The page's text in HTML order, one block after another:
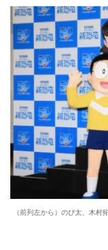
（前列左から）のび太、木村